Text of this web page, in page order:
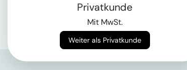
Privatkunde
Mit MwSt.
Weiter als Privatkunde